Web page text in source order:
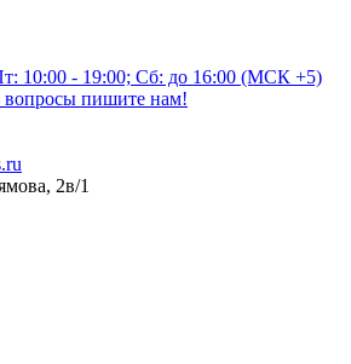
10:00 - 19:00; Сб: до 16:00 (МСК +5)
вопросы пишите нам!
2в/1